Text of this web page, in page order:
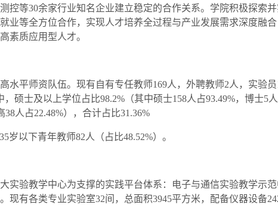
控等30余家行业知名企业建立稳定的合作关系。学院积极探索
业等全方位合作，实现人才培养全过程与产业发展需求深度融
素质应用型人才。
水平师资队伍。现有自有专任教师169人，外聘教师2人，实验
硕士及以上学位占比98.2%（其中硕士158人占93.49%，博士5
人占22.48%），合计占比31.36%
岁以下青年教师82人（占比48.52%）。
实验教学中心为支撑的实践平台体系：电子与通信实验教学示
现有各类专业实验室32间，总面积3945平方米，配备仪器设备